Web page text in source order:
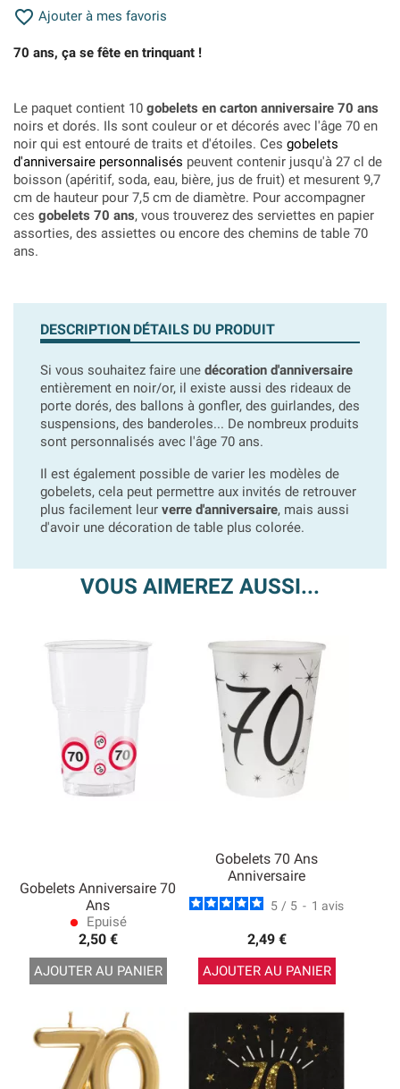
 Ajouter à mes favoris
70 ans, ça se fête en trinquant !
Le paquet contient 10 gobelets en carton anniversaire 70 ans
noirs et dorés. Ils sont couleur or et décorés avec l'âge 70 en
noir qui est entouré de traits et d'étoiles. Ces gobelets
d'anniversaire personnalisés peuvent contenir jusqu'à 27 cl de
boisson (apéritif, soda, eau, bière, jus de fruit) et mesurent 9,7
cm de hauteur pour 7,5 cm de diamètre. Pour accompagner
ces gobelets 70 ans, vous trouverez des serviettes en papier
assorties, des assiettes ou encore des chemins de table 70
ans.
DESCRIPTION DÉTAILS DU PRODUIT
Si vous souhaitez faire une décoration d'anniversaire
entièrement en noir/or, il existe aussi des rideaux de
porte dorés, des ballons à gonfler, des guirlandes, des
suspensions, des banderoles... De nombreux produits
sont personnalisés avec l'âge 70 ans.
Il est également possible de varier les modèles de
gobelets, cela peut permettre aux invités de retrouver
plus facilement leur verre d'anniversaire, mais aussi
d'avoir une décoration de table plus colorée.
VOUS AIMEREZ AUSSI...
Gobelets Anniversaire 70
Ans
lens Epuisé
2,50 €
AJOUTER AU PANIER
Gobelets 70 Ans
Anniversaire
5 / 5 - 1 avis
2,49 €
AJOUTER AU PANIER